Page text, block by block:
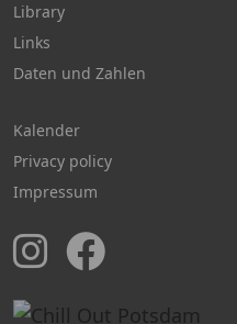
Library
Links
Daten und Zahlen
Kalender
Privacy policy
Impressum